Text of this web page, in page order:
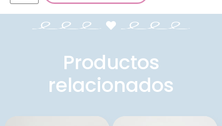
Productos
relacionados